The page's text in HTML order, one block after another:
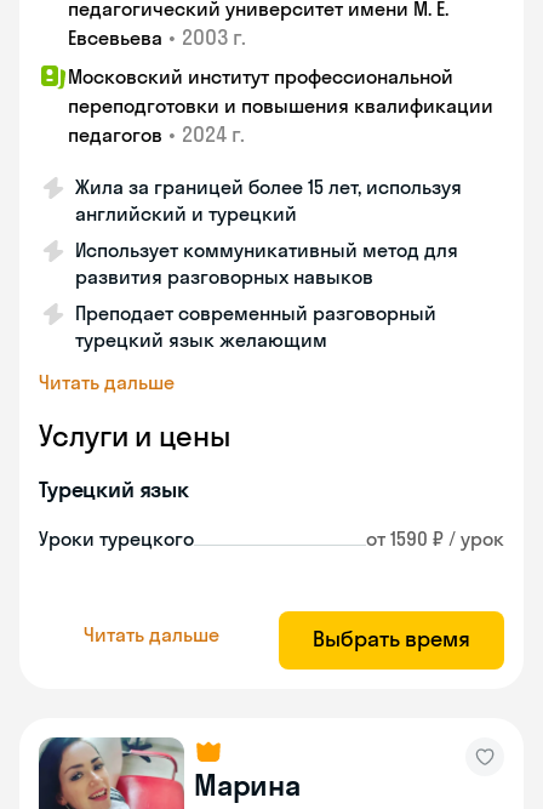
педагогический университет имени М. Е.
Евсевьева • 2003 г.
Московский институт профессиональной
переподготовки и повышения квалификации
педагогов • 2024 г.
Жила за границей более 15 лет, используя
английский и турецкий
Использует коммуникативный метод для
развития разговорных навыков
Преподает современный разговорный
турецкий язык желающим
Читать дальше
Услуги и цены
Турецкий язык
Уроки турецкого от 1590 ₽ / урок
Читать дальше Выбрать время
Марина